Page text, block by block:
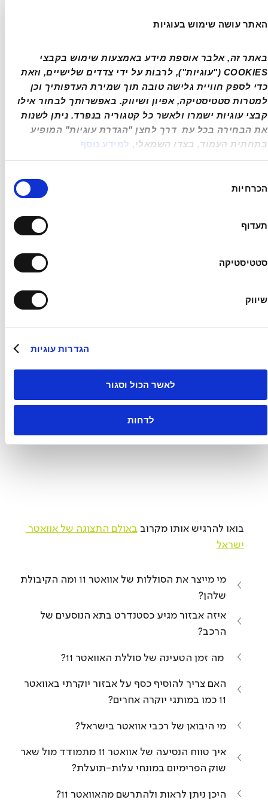
האתר עושה שימוש בעוגיות
בתחתית העמוד, בצדו השמאלי , למידע נוסף
הכרחיות
תעדוף
סטטיסטיקה
שיווק
הגדרות עוגיות
לאשר הכול וסגור
לדחות
האוואטר 11 נוגע ליחס שבין התמורה למחיר. אם
הפרימיום הגרמניים המקבילים, נגלה פער משמעותי.
במקום שבו יצרנים מסורתיים גובים פרמיה על
המותג, באוואטר משקיעים את התקציב בטכנולוגיה
תוך 15 דקות בדגם ה-Ultra), מערכות בטיחות
אקטיביות מתקדמות ומערך מצלמות 360°.
להתעלם ממנה במונחים של תמורה לכסף. הוא פונה
ובטיחות גבוהה על פני מותגים עם מסורת ארוכת
סיכום: אלטרנטיבה מובילה לרכבי יוקרה חשמליים
עיצובית, אלא גם הצהרה צרכנית. עבור מי שמחפש
מרשים, ביצועים ברמה גבוהה ותא נוסעים עם
סטנדרט שקשה מאוד לפגוש אצל המתחרים.
בואו להרגיש אותו מקרוב באולם התצוגה של אוואטר
ישראל
מי מייצר את הסוללות של אוואטר 11 ומה הקיבולת
שלהן?
איזה אבזור מגיע כסטנדרט בתא הנוסעים של
הרכב?
מה זמן הטעינה של סוללת האוואטר 11?
האם צריך להוסיף כסף על אבזור יוקרתי באוואטר
11 כמו במותגי יוקרה אחרים?
מי היבואן של רכבי אוואטר בישראל?
איך טווח הנסיעה של אוואטר 11 מתמודד מול שאר
שוק הפרימיום במונחי עלות-תועלת?
היכן ניתן לראות ולהתרשם מהאוואטר 11?